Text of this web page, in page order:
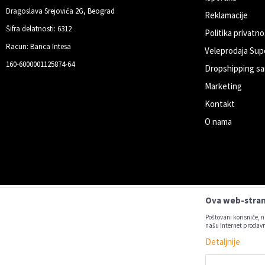
Dragoslava Srejovića 2G, Beograd
Šifra delatnosti: 6312
Racun: Banca Intesa
160-6000001125874-64
Reklamacije
Politika
Veleprodaja
Dropshipping
Marketing
Kontakt
O nama
Nastojimo da budemo što
Svi artikli
Ova web-
Poštovani korisniče,
našu Internet
Detaljnije